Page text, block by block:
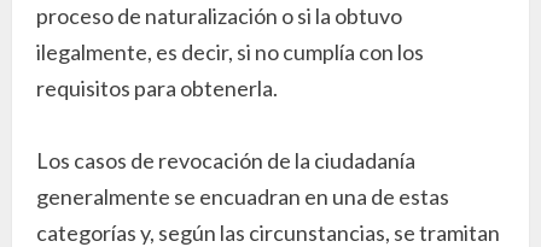
proceso de naturalización o si la obtuvo
ilegalmente, es decir, si no cumplía con los
requisitos para obtenerla.
Los casos de revocación de la ciudadanía
generalmente se encuadran en una de estas
categorías y, según las circunstancias, se tramitan